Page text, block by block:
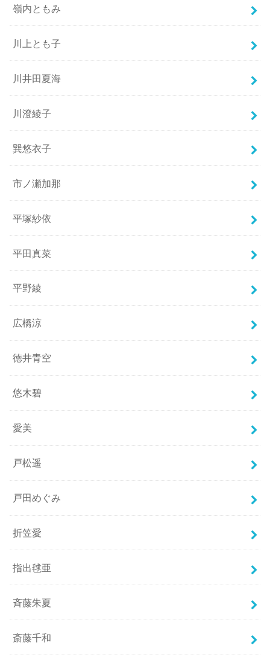
嶺内ともみ
川上とも子
川井田夏海
川澄綾子
巽悠衣子
市ノ瀬加那
平塚紗依
平田真菜
平野綾
広橋涼
徳井青空
悠木碧
愛美
戸松遥
戸田めぐみ
折笠愛
指出毬亜
斉藤朱夏
斎藤千和